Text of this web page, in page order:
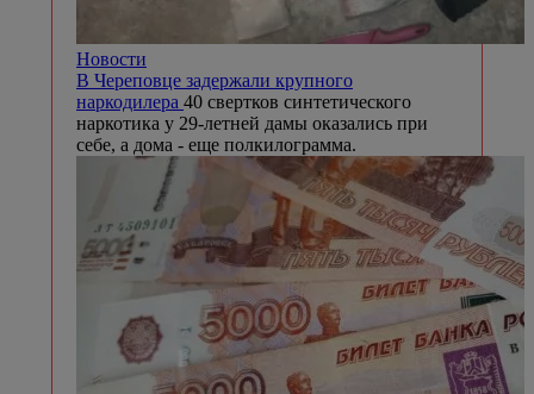
Новости
В Череповце задержали крупного
наркодилера 40 свертков синтетического
наркотика у 29-летней дамы оказались при
себе, а дома - еще полкилограмма.